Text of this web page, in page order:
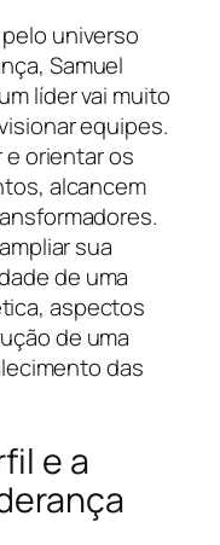
universo
Samuel
líder vai muito
equipes.
e orientar os
alcancem
sua
de uma
aspectos
de uma
das
e a